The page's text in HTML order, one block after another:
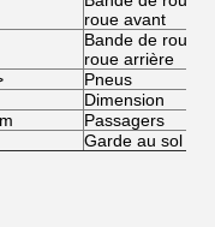
roue avant
Bande de
roue arrière
Pneus
Dimension
Passagers
Garde au sol